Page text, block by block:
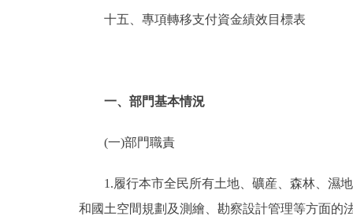
十五、專項轉移支付資金績效目標表
一、部門基本情況
(一)部門職責
1.履行本市全民所有土地、礦産、森林、濕地
和國土空間規劃及測繪、勘察設計管理等方面的